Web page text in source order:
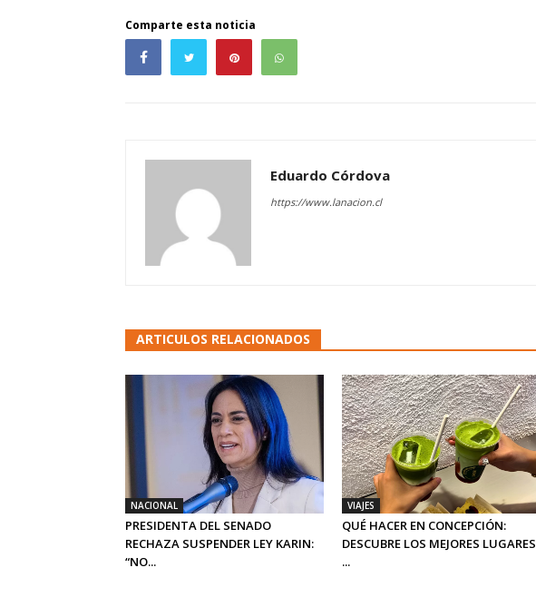
Comparte esta noticia
Eduardo Córdova
https://www.lanacion.cl
ARTICULOS RELACIONADOS
NACIONAL
PRESIDENTA DEL SENADO
RECHAZA SUSPENDER LEY KARIN:
“NO...
VIAJES
QUÉ HACER EN CONCEPCIÓN:
DESCUBRE LOS MEJORES LUGARES
...